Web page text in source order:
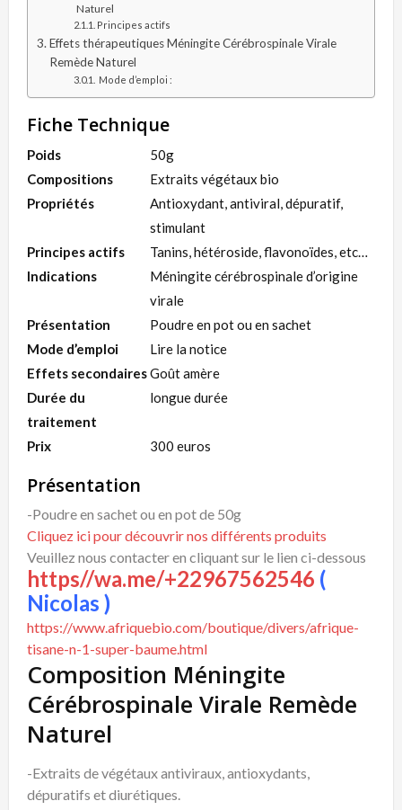
Naturel
Principes actifs
Effets thérapeutiques Méningite Cérébrospinale Virale
Remède Naturel
Mode d’emploi :
Fiche Technique
Poids
50g
Compositions
Extraits végétaux bio
Propriétés
Antioxydant, antiviral, dépuratif,
stimulant
Principes actifs
Tanins, hétéroside, flavonoïdes, etc…
Indications
Méningite cérébrospinale d’origine
virale
Présentation
Poudre en pot ou en sachet
Mode d’emploi
Lire la notice
Effets secondairesGoût amère
Durée du
traitement
longue durée
Prix 300 euros
Présentation
-Poudre en sachet ou en pot de 50g
Cliquez ici pour découvrir nos différents produits
Veuillez nous contacter en cliquant sur le lien ci-dessous
https//wa.me/+22967562546 (
Nicolas )
https://www.afriquebio.com/boutique/divers/afrique-
tisane-n-1-super-baume.html
Composition Méningite
Cérébrospinale Virale Remède
Naturel
-Extraits de végétaux antiviraux, antioxydants,
dépuratifs et diurétiques.